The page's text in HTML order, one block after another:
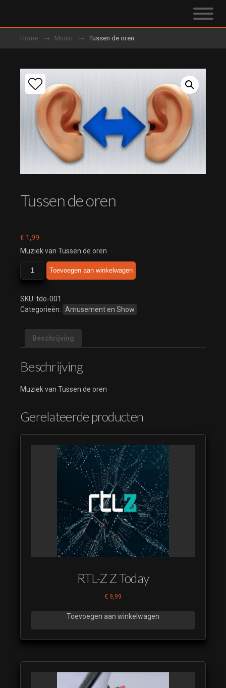
Home Music Tussen de oren
Tussen de oren
€ 1,99
Muziek van Tussen de oren
Tussen
de
aantal
Toevoegen aan winkelwagen
SKU: tdo-001
Categorieën: Amusement en Show
Beschrijving
Beschrijving
Muziek van Tussen de oren
Gerelateerde producten
RTL-Z Z Today
€ 9,99
Toevoegen aan winkelwagen